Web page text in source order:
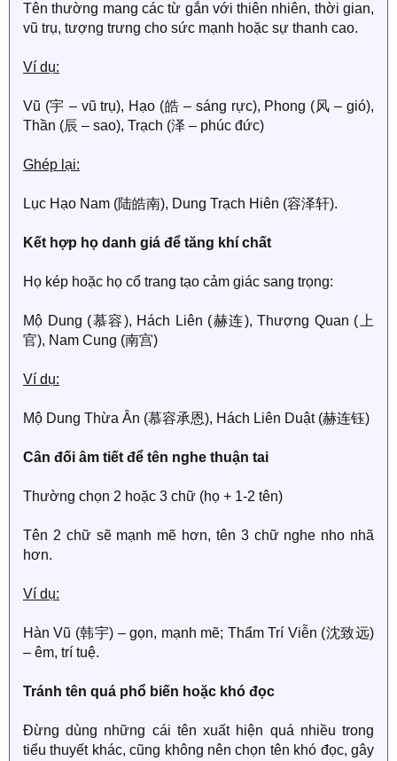
Tên thường mang các từ gắn với thiên nhiên, thời gian,
vũ trụ, tượng trưng cho sức mạnh hoặc sự thanh cao.
Ví dụ:
Vũ (宇 – vũ trụ), Hạo (皓 – sáng rực), Phong (风 – gió),
Thần (辰 – sao), Trạch (泽 – phúc đức)
Ghép lại:
Lục Hạo Nam (陆皓南), Dung Trạch Hiên (容泽轩).
Kết hợp họ danh giá để tăng khí chất
Họ kép hoặc họ cổ trang tạo cảm giác sang trọng:
Mộ Dung (慕容), Hách Liên (赫连), Thượng Quan (上
官), Nam Cung (南宫)
Ví dụ:
Mộ Dung Thừa Ân (慕容承恩), Hách Liên Duật (赫连钰)
Cân đối âm tiết để tên nghe thuận tai
Thường chọn 2 hoặc 3 chữ (họ + 1-2 tên)
Tên 2 chữ sẽ mạnh mẽ hơn, tên 3 chữ nghe nho nhã
hơn.
Ví dụ:
Hàn Vũ (韩宇) – gọn, mạnh mẽ; Thẩm Trí Viễn (沈致远)
– êm, trí tuệ.
Tránh tên quá phổ biến hoặc khó đọc
Đừng dùng những cái tên xuất hiện quá nhiều trong
tiểu thuyết khác, cũng không nên chọn tên khó đọc, gây